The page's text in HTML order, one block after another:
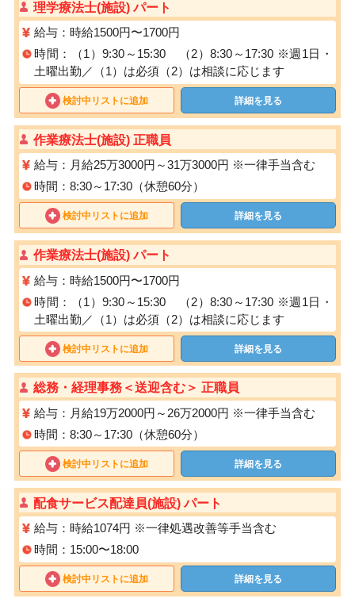
理学療法士(施設) パート
給与：時給1500円〜1700円
時間：（1）9:30～15:30 （2）8:30～17:30 ※週1日・
土曜出勤／（1）は必須（2）は相談に応じます
検討中リストに追加 詳細を見る
作業療法士(施設) 正職員
給与：月給25万3000円～31万3000円 ※一律手当含む
時間：8:30～17:30（休憩60分）
検討中リストに追加 詳細を見る
作業療法士(施設) パート
給与：時給1500円〜1700円
時間：（1）9:30～15:30 （2）8:30～17:30 ※週1日・
土曜出勤／（1）は必須（2）は相談に応じます
検討中リストに追加 詳細を見る
総務・経理事務＜送迎含む＞ 正職員
給与：月給19万2000円～26万2000円 ※一律手当含む
時間：8:30～17:30（休憩60分）
検討中リストに追加 詳細を見る
配⾷サービス配達員(施設) パート
給与：時給1074円 ※⼀律処遇改善等⼿当含む
時間：15:00〜18:00
検討中リストに追加 詳細を見る